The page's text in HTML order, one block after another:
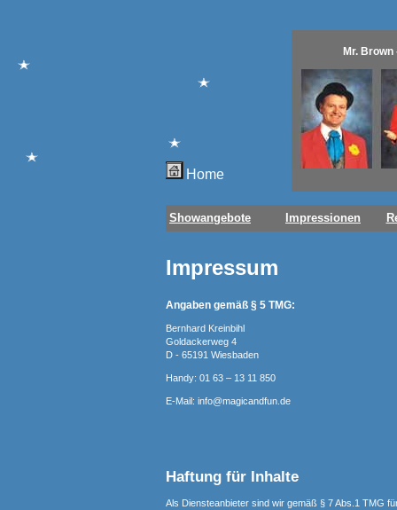
Mr.
Home
Showangebote Impressionen
Impressum
Angaben gemäß § 5 TMG:
Bernhard Kreinbihl
Goldackerweg 4
D - 65191 Wiesbaden
Handy: 01 63 – 13 11 850
E-Mail: info@magicandfun.de
Haftung für Inhalte
Als Diensteanbieter sind wir gemäß § 7 Abs.1 TMG